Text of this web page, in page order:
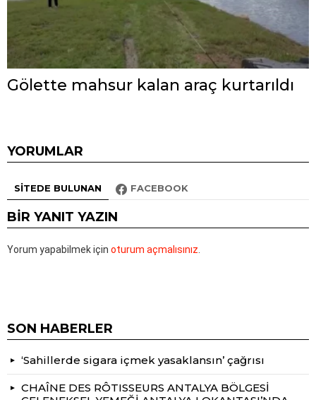
Gölette mahsur kalan araç kurtarıldı
YORUMLAR
SITEDE BULUNAN FACEBOOK
BIR YANIT YAZIN
Yorum yapabilmek için oturum açmalısınız
SON HABERLER
‘Sahillerde sigara içmek yasaklansın’ çağrısı
CHAÎNE DES RÔTISSEURS ANTALYA BÖLGESİ